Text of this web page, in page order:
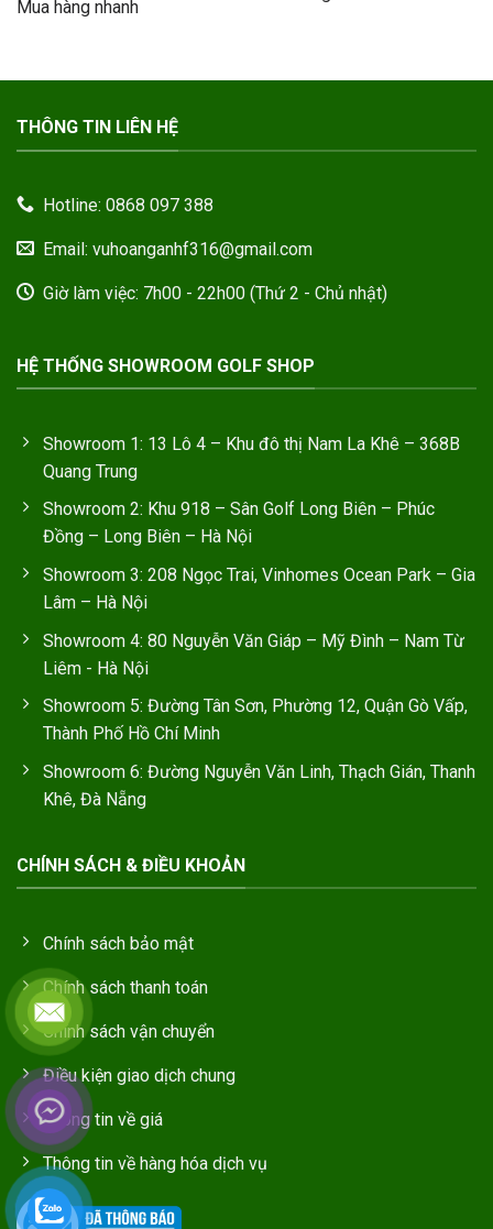
1.980.000VND.
Mua hàng nhanh
THÔNG TIN LIÊN HỆ
Hotline: 0868 097 388
Email: vuhoanganhf316@gmail.com
Giờ làm việc: 7h00 - 22h00 (Thứ 2 - Chủ nhật)
HỆ THỐNG SHOWROOM GOLF SHOP
Showroom 1: 13 Lô 4 – Khu đô thị Nam La Khê – 368B
Quang Trung
Showroom 2: Khu 918 – Sân Golf Long Biên – Phúc
Đồng – Long Biên – Hà Nội
Showroom 3: 208 Ngọc Trai, Vinhomes Ocean Park – Gia
Lâm – Hà Nội
Showroom 4: 80 Nguyễn Văn Giáp – Mỹ Đình – Nam Từ
Liêm - Hà Nội
Showroom 5: Đường Tân Sơn, Phường 12, Quận Gò Vấp,
Thành Phố Hồ Chí Minh
Showroom 6: Đường Nguyễn Văn Linh, Thạch Gián, Thanh
Khê, Đà Nẵng
CHÍNH SÁCH & ĐIỀU KHOẢN
Chính sách bảo mật
Chính sách thanh toán
Chính sách vận chuyển
Điều kiện giao dịch chung
Thông tin về giá
Thông tin về hàng hóa dịch vụ